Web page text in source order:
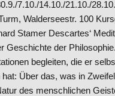
7.10./14.10./21.10./
Walderseestr. 100
Stamer Descartes‘
Geschichte der
begleiten, die er
Über das, was in
des menschlichen